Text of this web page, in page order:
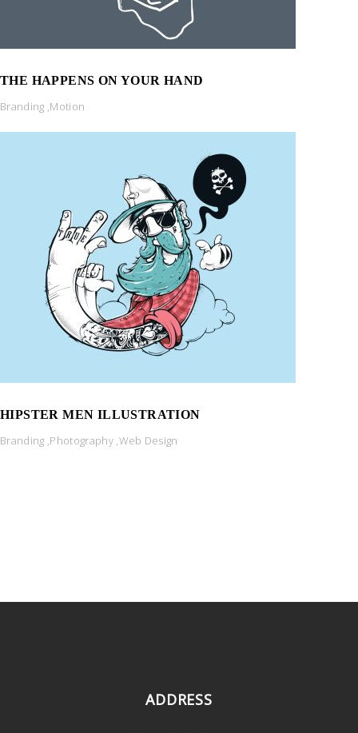
THE HAPPENS ON YOUR HAND
Branding ,Motion
HIPSTER MEN ILLUSTRATION
Branding ,Photography,Web Design
ADDRESS